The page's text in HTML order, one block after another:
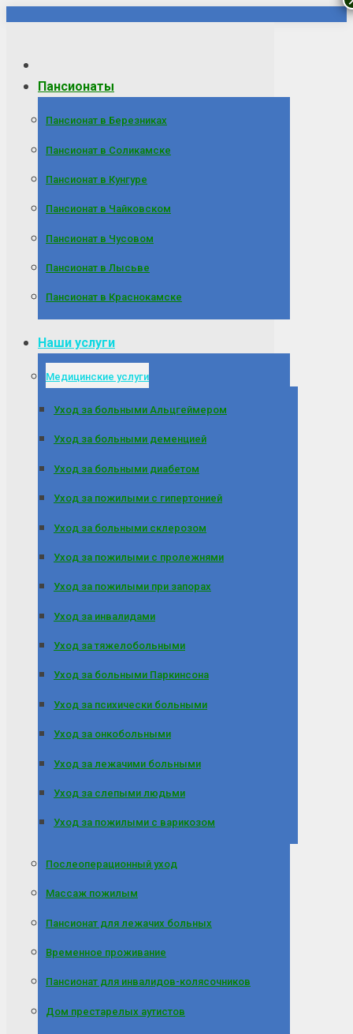
Пансионаты
Пансионат в Березниках
Пансионат в Соликамске
Пансионат в Кунгуре
Пансионат в Чайковском
Пансионат в Чусовом
Пансионат в Лысьве
Пансионат в Краснокамске
Наши услуги
Медицинские услуги
Уход за больными Альцгеймером
Уход за больными деменцией
Уход за больными диабетом
Уход за пожилыми с гипертонией
Уход за больными склерозом
Уход за пожилыми с пролежнями
Уход за пожилыми при запорах
Уход за инвалидами
Уход за тяжелобольными
Уход за больными Паркинсона
Уход за психически больными
Уход за онкобольными
Уход за лежачими больными
Уход за слепыми людьми
Уход за пожилыми с варикозом
Послеоперационный уход
Массаж пожилым
Пансионат для лежачих больных
Временное проживание
Пансионат для инвалидов-колясочников
Дом престарелых аутистов